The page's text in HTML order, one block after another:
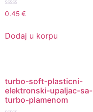
Ocenjeno
sa
5
0.45 €
Dodaj u korpu
turbo-soft-plasticni-
elektronski-upaljac-sa-
turbo-plamenom